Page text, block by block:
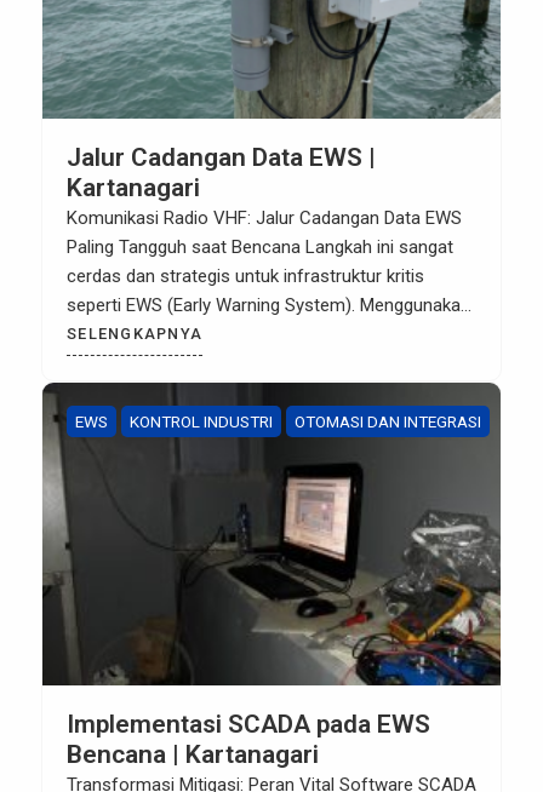
Jalur Cadangan Data EWS |
Kartanagari
Komunikasi Radio VHF: Jalur Cadangan Data EWS
Paling Tangguh saat Bencana Langkah ini sangat
cerdas dan strategis untuk infrastruktur kritis
seperti EWS (Early Warning System). Menggunakan
frekuensi VHF (Very High Frequency) sebagai jalur
redundancy (cadangan) memastikan data tetap
tumbang akibat bencana atau gangguan sinyal di
SELENGKAPNYA
EWS KONTROL INDUSTRI OTOMASI DAN INTEGRASI
Implementasi SCADA pada EWS
Bencana | Kartanagari
Transformasi Mitigasi: Peran Vital Software SCADA